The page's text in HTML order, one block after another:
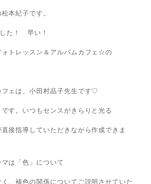
本紀子です。
た！ 早い！
トレッスン＆アルバムカフェ☆の
ェは、小田村晶子先生です♡
す。いつもセンスがきらりと光る
接指導していただきながら作成できま
は「色」について
、補色の関係についてご説明させていた